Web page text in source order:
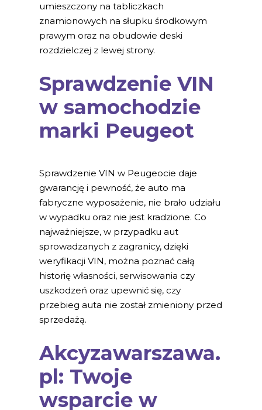
umieszczony na tabliczkach
znamionowych na słupku środkowym
prawym oraz na obudowie deski
rozdzielczej z lewej strony.
Sprawdzenie VIN
w samochodzie
marki Peugeot
Sprawdzenie VIN w Peugeocie daje
gwarancję i pewność, że auto ma
fabryczne wyposażenie, nie brało udziału
w wypadku oraz nie jest kradzione. Co
najważniejsze, w przypadku aut
sprowadzanych z zagranicy, dzięki
weryfikacji VIN, można poznać całą
historię własności, serwisowania czy
uszkodzeń oraz upewnić się, czy
przebieg auta nie został zmieniony przed
sprzedażą.
Akcyzawarszawa.
pl: Twoje
wsparcie w